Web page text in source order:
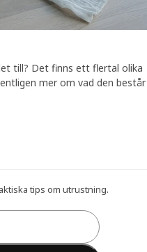
till? Det finns ett flertal olika
mer om vad den består
tips om utrustning.